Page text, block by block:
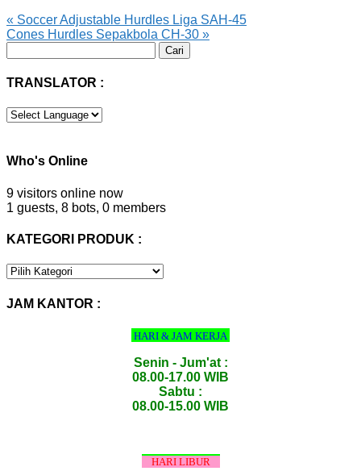
« Soccer Adjustable Hurdles Liga SAH-45
Cones Hurdles Sepakbola CH-30 »
untuk:
TRANSLATOR :
Who's Online
9 visitors online now
1 guests, 8 bots, 0 members
KATEGORI PRODUK :
KATEGORI
JAM KANTOR :
HARI & JAM KERJA
Senin - Jum'at :
08.00-17.00 WIB
Sabtu :
08.00-15.00 WIB
HARI LIBUR